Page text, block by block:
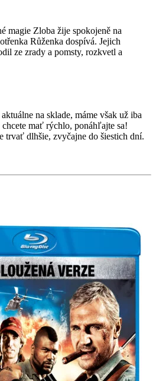
magie Zloba žije spokojeně na
Růženka dospívá. Jejich
ze zrady a pomsty, rozkvetl a
na sklade, máme však už iba
mať rýchlo, ponáhľajte sa!
trvať dlhšie, zvyčajne do šiestich dní.